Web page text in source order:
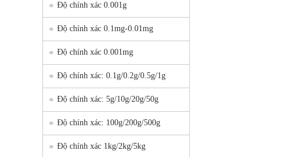
Độ chính xác 0.001g
Độ chính xác 0.1mg-0.01mg
Độ chính xác 0.001mg
Độ chính xác: 0.1g/0.2g/0.5g/1g
Độ chính xác: 5g/10g/20g/50g
Độ chính xác: 100g/200g/500g
Độ chính xác 1kg/2kg/5kg